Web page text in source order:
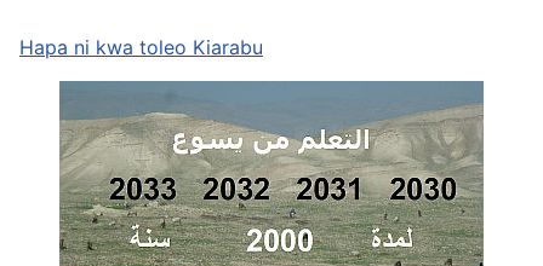
Hapa ni kwa toleo Kiarabu